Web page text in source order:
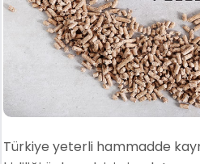
Türkiye yeterli hammadde